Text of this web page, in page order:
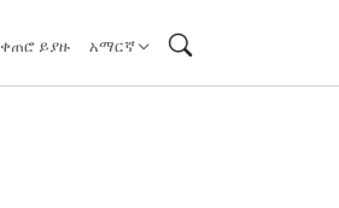
ቀጠሮ ይያዙ አማርኛ